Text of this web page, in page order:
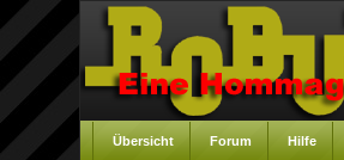
Übersicht Forum Hilfe